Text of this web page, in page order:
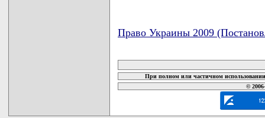
Право Украины 2009
При полном или частичном
©